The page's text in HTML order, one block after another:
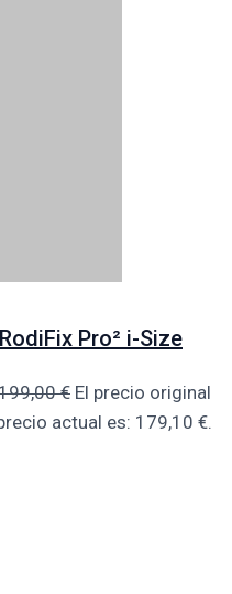
Pro² i-Size
€ El precio original
actual es: 179,10 €.